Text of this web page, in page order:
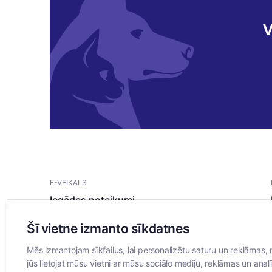
E-VEIKALS
Iegādes noteikumi
Sīkdatņu noteikumi
Šī vietne izmanto sīkdatnes
Mēs izmantojam sīkfailus, lai personalizētu saturu un
jūs lietojat mūsu vietni ar mūsu sociālo mediju, reklāmas un